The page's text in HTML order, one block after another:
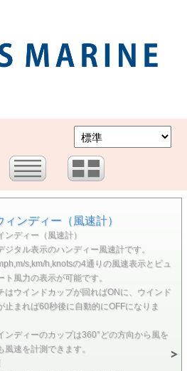
ィンディー（風速計）
ンディー（風速計）
ジタル表示のハンディー風速計です。
s,km/h,knotsの4通りの風速表示とビュ
ト風力の表示が可能です。
はウインドカップが回ればONに、ウインド
止まれば60秒後に自動的にOFFになりま
ンディーのカップは360°どの方向から風を
風速を計測できます。